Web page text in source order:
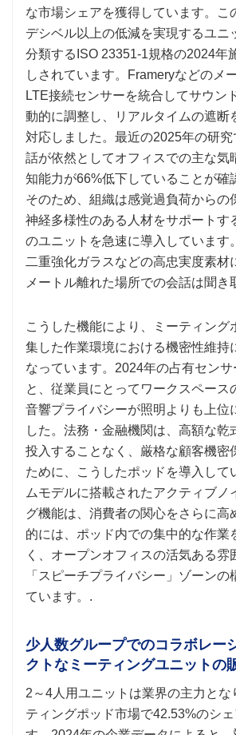
な市場シェアを獲得しています。こ
デシベル以上の低減を実現するユニ
分類するISO 23351-1規格の2024年
しされています。Frameryなどのメ
LTE接続センサーを統合してサウン
動的に調整し、リアルタイムの遮断
対応しました。最近の2025年の研
話が依然としてオフィスでの主な気
知能力が66%低下していることが確
そのため、組織は感覚過負荷からの
神経多様性のある人材をサポートす
のユニットを急速に導入しています
二重強化ガラスなどの高忠実度素材
メートル離れた場所での会話は聞き
こうした機能により、ミーティング
集した作業環境における機密性維持
なっています。2024年の占有センサ
と、従業員にとってワークスペース
音響プライバシーが照明よりも上位
した。法務・金融機関は、高額な乾
投入することなく、厳格な顧客機密
ために、こうしたポッドを導入して
ムモデルに搭載されたアクティブノ
グ機能は、消費者の関心をさらに高
的には、ポッド内での集中的な作業
く、オープンオフィスの活気ある雰
「スピーチプライバシー」ゾーンの
ています。.
少人数グループでのコラボレー
クトなミーティングユニットの
2～4人用ユニットは業界の主力とな
ティングポッド市場で42.53%のシ